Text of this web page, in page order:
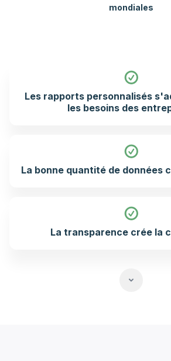
mondiales
Les rapports personnalisés
les besoins des
La bonne quantité de données
La transparence crée la